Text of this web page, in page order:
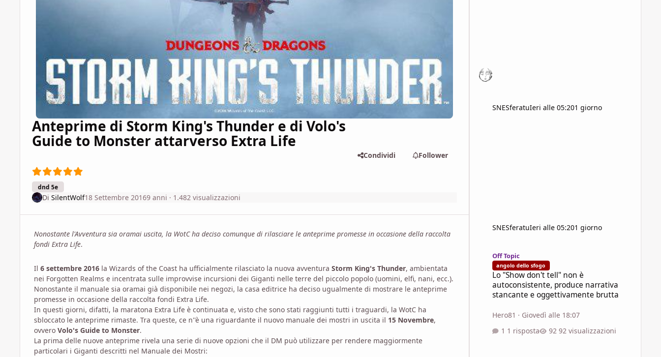
Anteprime di Storm King's Thunder e di Volo's
Guide to Monster attarverso Extra Life
dnd 5e
Condividi Follower
Di SilentWolf18 Settembre 20169 anni · 1.482 visualizzazioni
Nonostante l'Avventura sia oramai uscita, la WotC ha deciso comunque di rilasciare le anteprime promesse in occasione della raccolta
fondi Extra Life.
Il 6 settembre 2016 la Wizards of the Coast ha ufficialmente rilasciato la nuova avventura Storm King's Thunder, ambientata
nei Forgotten Realms e incentrata sulle improvvise incursioni dei Giganti nelle terre del piccolo popolo (uomini, elfi, nani, ecc.).
Nonostante il manuale sia oramai già disponibile nei negozi, la casa editrice ha deciso ugualmente di mostrare le anteprime
promesse in occasione della raccolta fondi Extra Life.
In questi giorni, difatti, la maratona Extra Life è continuata e, visto che sono stati raggiunti tutti i traguardi, la WotC ha
sbloccato le anteprime rimaste. Tra queste, ce n''è una riguardante il nuovo manuale dei mostri in uscita il 15 Novembre,
ovvero Volo's Guide to Monster.
La prima delle nuove anteprime rivela una serie di nuove opzioni che il DM può utilizzare per rendere maggiormente
particolari i Giganti descritti nel Manuale dei Mostri:
SNESferatuIeri alle 05:201 giorno
SNESferatuIeri alle 05:201 giorno
Off Topic
angolo dello sfogo
Lo "Show don't tell" non è
autoconsistente, produce narrativa
stancante e oggettivamente brutta
Hero81 · Giovedì alle 18:07
1 risposta
92 visualizzazioni